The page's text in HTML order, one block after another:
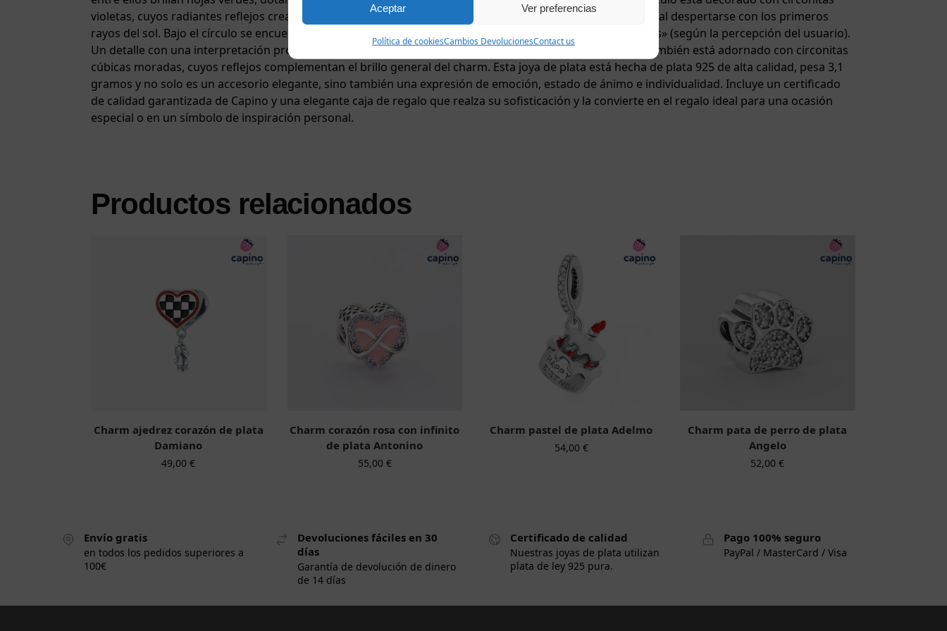
Aceptar Ver preferencias
Política de cookiesCambios DevolucionesContact us
violetas, cuyos radiantes reflejos crean un efecto fabuloso que recuerda al rocío matutino sobre las flores al despertarse con los primeros
rayos del sol. Bajo el círculo se encuentra un símbolo que puede percibirse como una cruz o un signo «más» (según la percepción del usuario).
Un detalle con una interpretación propia que deja espacio para sentimientos y significados personales. También está adornado con circonitas
cúbicas moradas, cuyos reflejos complementan el brillo general del charm. Esta joya de plata está hecha de plata 925 de alta calidad, pesa 3,1
gramos y no solo es un accesorio elegante, sino también una expresión de emoción, estado de ánimo e individualidad. Incluye un certificado
de calidad garantizada de Capino y una elegante caja de regalo que realza su sofisticación y la convierte en el regalo ideal para una ocasión
especial o en un símbolo de inspiración personal.
Productos relacionados
Charm ajedrez corazón de plata
Damiano
49,00€
Charm corazón rosa con infinito
de plata Antonino
55,00 €
Charm pastel de plata Adelmo
54,00 €
Charm pata de perro de plata
Angelo
52,00€
Envío gratis
en todos los pedidos superiores a
100€
Devoluciones fáciles en 30
días
Garantía de devolución de dinero
de 14 días
Certificado de calidad
Nuestras joyas de plata utilizan
plata de ley 925 pura.
Pago 100% seguro
PayPal / MasterCard / Visa